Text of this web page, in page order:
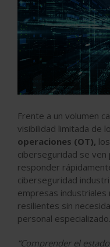
Frente a un volumen
visibilidad limitada de
operaciones (OT),
ciberseguridad se
responder
ciberseguridad
empresas
resilientes sin
personal especializado.
“Comprender el